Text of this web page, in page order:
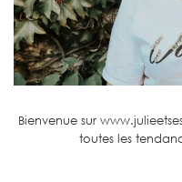
Bienvenue sur
toutes les